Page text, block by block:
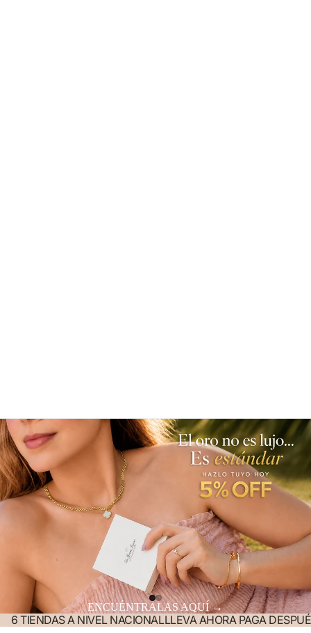
ENCUÉNTRALAS AQUÍ →
6 TIENDAS A NIVEL NACIONALLLEVA AHORA PAGA